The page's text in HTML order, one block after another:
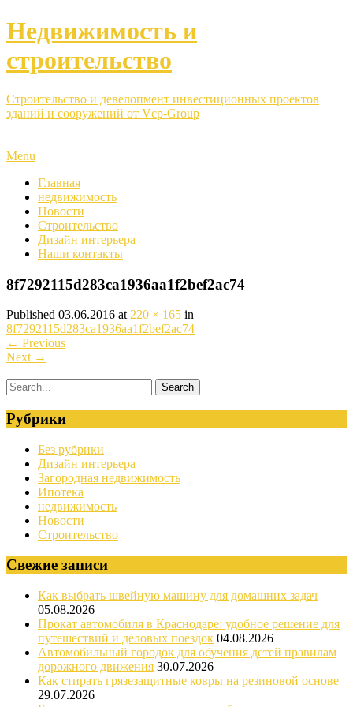
Недвижимость и
строительство
Строительство и девелопмент инвестиционных проектов
зданий и сооружений от Vcp-Group
Menu
Главная
недвижимость
Новости
Строительство
Дизайн интерьера
Наши контакты
8f7292115d283ca1936aa1f2bef2ac74
Published 03.06.2016 at 220 × 165 in
8f7292115d283ca1936aa1f2bef2ac74
← Previous
Next →
Рубрики
Без рубрики
Дизайн интерьера
Загородная недвижимость
Ипотека
недвижимость
Новости
Строительство
Свежие записи
Как выбрать швейную машину для домашних задач
05.08.2026
Прокат автомобиля в Краснодаре: удобное решение для
путешествий и деловых поездок 04.08.2026
Автомобильный городок для обучения детей правилам
дорожного движения 30.07.2026
Как стирать грязезащитные ковры на резиновой основе
29.07.2026